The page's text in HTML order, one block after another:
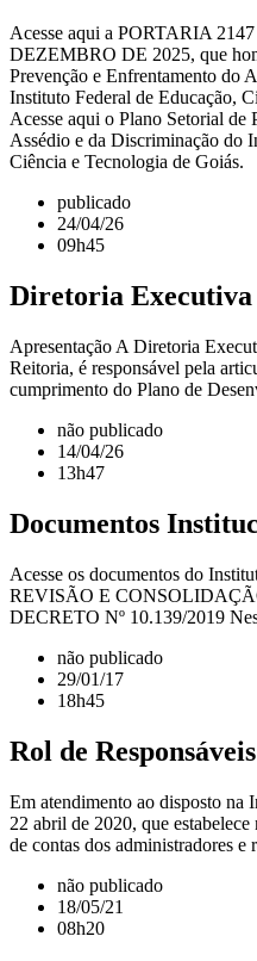
Acesse aqui a PORTARIA
DEZEMBRO DE 2025, que
Prevenção e Enfrentamento do
Instituto Federal de Educação,
Acesse aqui o Plano Setorial de
Assédio e da Discriminação do
Ciência e Tecnologia de Goiás.
publicado
24/04/26
09h45
Diretoria Executiva
Apresentação A Diretoria
Reitoria, é responsável pela
cumprimento do Plano de
não publicado
14/04/26
13h47
Documentos
Acesse os documentos do
REVISÃO E
DECRETO Nº 10.139/2019
não publicado
29/01/17
18h45
Rol de Responsáveis
Em atendimento ao disposto na
22 abril de 2020, que estabelece
de contas dos administradores e
não publicado
18/05/21
08h20